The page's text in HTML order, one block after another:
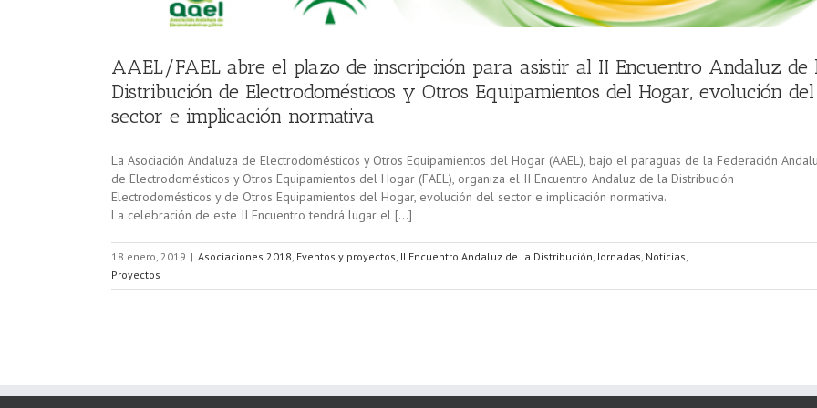
AAEL/FAEL abre el plazo de inscripción para asistir al II Encuentro Andaluz de
Distribución de Electrodomésticos y Otros Equipamientos del Hogar, evolución del
sector e implicación normativa
La Asociación Andaluza de Electrodomésticos y Otros Equipamientos del Hogar (AAEL), bajo el paraguas de la Federación
de Electrodomésticos y Otros Equipamientos del Hogar (FAEL), organiza el II Encuentro Andaluz de la Distribución
Electrodomésticos y de Otros Equipamientos del Hogar, evolución del sector e implicación normativa.
La celebración de este II Encuentro tendrá lugar el […]
18 enero, 2019 | Asociaciones 2018, Eventos y proyectos, II Encuentro Andaluz de la Distribución,Jornadas, Noticias,
Proyectos